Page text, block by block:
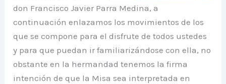
don Francisco Javier Parra Medina, a
continuación enlazamos los movimientos de los
que se compone para el disfrute de todos ustedes
y para que puedan ir familiarizándose con ella, no
obstante en la hermandad tenemos la firma
intención de que la Misa sea interpretada en